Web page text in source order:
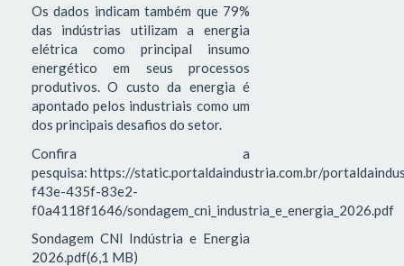
Os dados indicam também que 79%
das indústrias utilizam a energia
elétrica como principal insumo
energético em seus processos
produtivos. O custo da energia é
apontado pelos industriais como um
dos principais desafios do setor.
Confira a
pesquisa: https://static.portaldaindustria.com.br/
f43e-435f-83e2-
f0a4118f1646/sondagem_cni_industria_e_energia_2026.pdf
Sondagem CNI Indústria e Energia
2026.pdf(6,1 MB)